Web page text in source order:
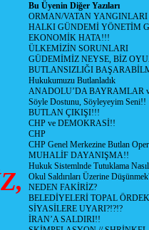
Bu Üyenin Diğer Yazıları
ORMAN/VATAN
HALKI GÜNDEMİ YÖNETİM
EKONOMİK HATA!!!
ÜLKEMİZİN SORUNLARI
GÜDEMİMİZ NEYSE, BİZ
BUTLANSIZLIĞI
Hukukumuzu Butlanladık
ANADOLU’DA BAYRAMLAR
Söyle Dostunu, Söyleyeyim Seni!!
BUTLAN ÇIKIŞI!!!
CHP ve DEMOKRASİ!!
CHP
CHP Genel Merkezine Butlan
MUHALİF DAYANIŞMA!!
Hukuk Sistemlnde Tutuklama
Okul Saldırıları Üzerine
NEDEN FAKİRİZ?
BELEDİYELERİ TOPAL
SİYASİLERE UYARI?!?!?
İRAN’A SALDIRI!!